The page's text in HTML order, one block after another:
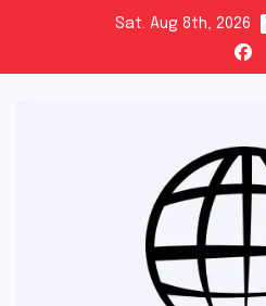
content
Sat. Aug 8th, 2026